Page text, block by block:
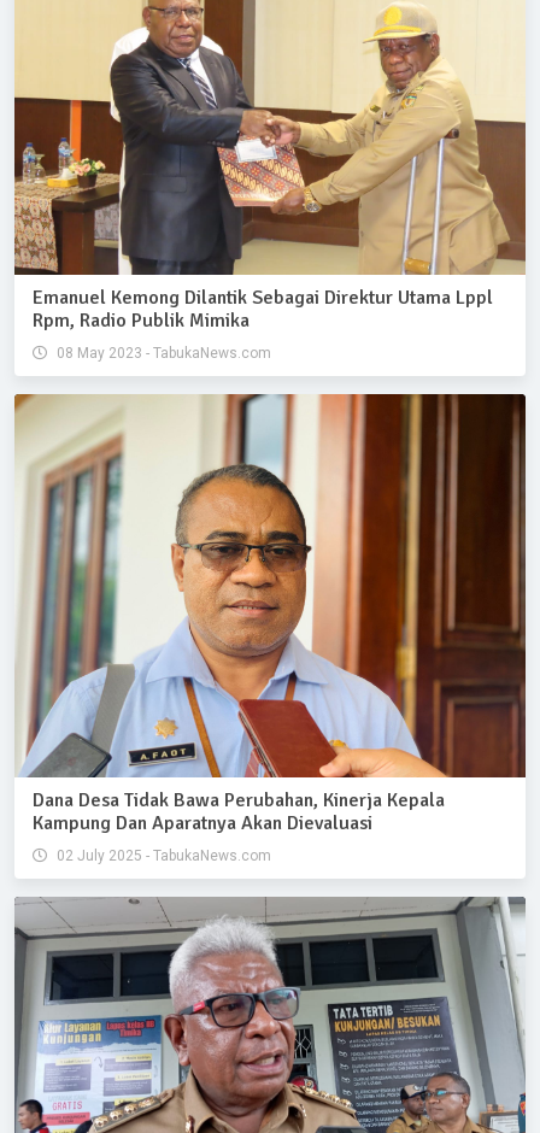
Emanuel Kemong Dilantik Sebagai Direktur Utama Lppl
Rpm, Radio Publik Mimika
08 May 2023 - TabukaNews.com
Dana Desa Tidak Bawa Perubahan, Kinerja Kepala
Kampung Dan Aparatnya Akan Dievaluasi
02 July 2025 - TabukaNews.com